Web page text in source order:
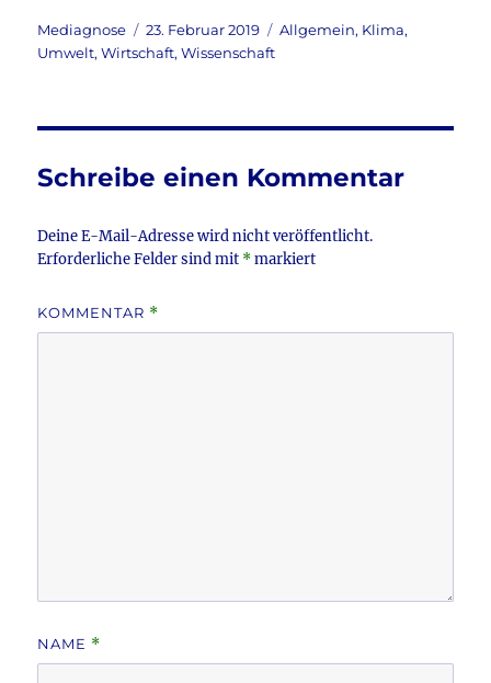
c
e
o
o
it
te
ai
l
le
n
Autor
Mediagnose
Veröffentlicht
am
23. Februar 2019 Kategorien
Allgemein, Klima,
Umwelt,Wirtschaft,Wissenschaft
Schreibe einen Kommentar
Deine E-Mail-Adresse wird nicht veröffentlicht.
Erforderliche Felder sind mit *markiert
KOMMENTAR *
NAME *